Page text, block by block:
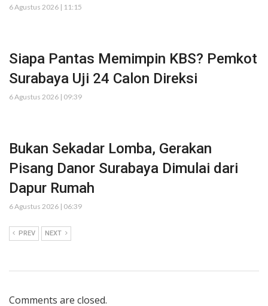
6 Agustus 2026 | 11:15
Siapa Pantas Memimpin KBS? Pemkot
Surabaya Uji 24 Calon Direksi
6 Agustus 2026 | 09:39
Bukan Sekadar Lomba, Gerakan
Pisang Danor Surabaya Dimulai dari
Dapur Rumah
6 Agustus 2026 | 06:39
PREV NEXT
Comments are closed.